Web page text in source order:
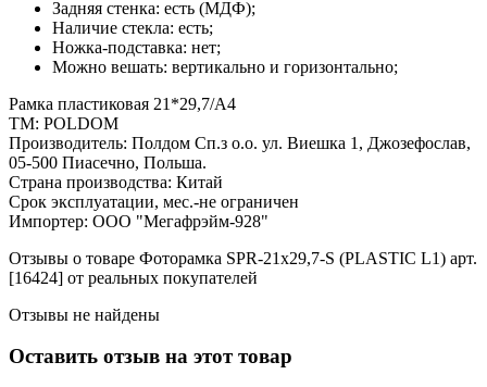
Задняя стенка: есть (МДФ);
Наличие стекла: есть;
Ножка-подставка: нет;
Можно вешать: вертикально и горизонтально;
Рамка пластиковая 21*29,7/A4
ТМ: POLDOM
Производитель: Полдом Сп.з о.о. ул. Виешка 1, Джозефослав,
05-500 Пиасечно, Польша.
Страна производства: Китай
Срок эксплуатации, мес.-не ограничен
Импортер: ООО "Мегафрэйм-928"
Отзывы о товаре Фоторамка SPR-21x29,7-S (PLASTIC L1) арт.
[16424] от реальных покупателей
Отзывы не найдены
Оставить отзыв на этот товар